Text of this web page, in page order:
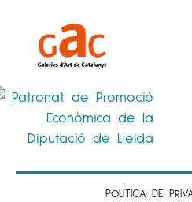
POLÍTICA DE